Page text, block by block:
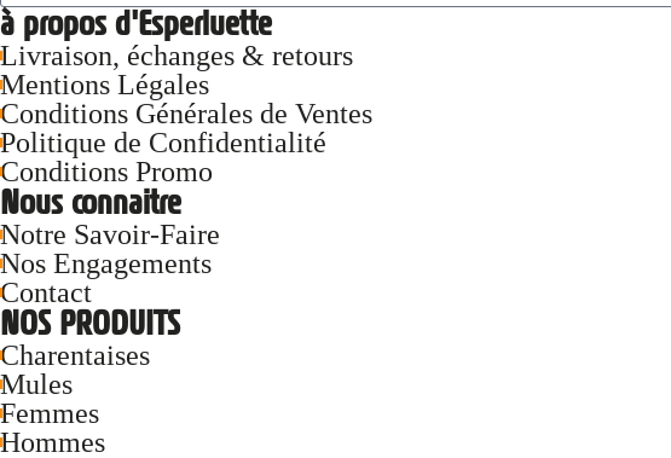
à propos d'Esperluette
Livraison, échanges & retours
Mentions Légales
Conditions Générales de Ventes
Politique de Confidentialité
Conditions Promo
Nous connaitre
Notre Savoir-Faire
Nos Engagements
Contact
NOS PRODUITS
Charentaises
Mules
Femmes
Hommes